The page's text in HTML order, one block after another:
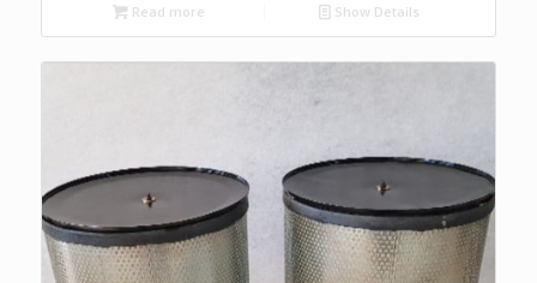
Read more Show Details